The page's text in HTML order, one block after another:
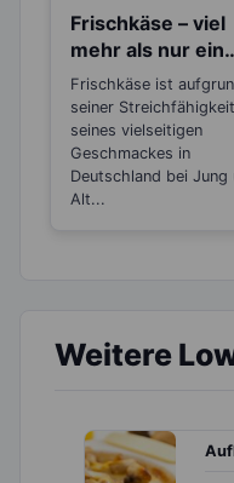
Frischkäse – viel
mehr als nur ein
Brotaufstrich
Frischkäse ist
seiner
seines vielseitigen
Geschmackes in
Deutschland bei Jung
Alt...
Weitere